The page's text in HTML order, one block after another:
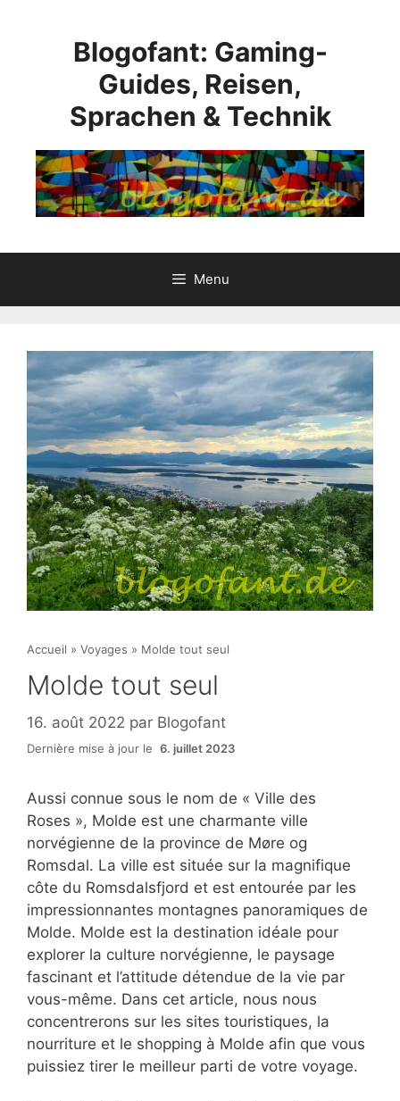
Blogofant: Gaming-
Guides, Reisen,
Sprachen & Technik
Menu
Accueil » Voyages » Molde tout seul
Molde tout seul
16. août 2022 par Blogofant
Dernière mise à jour le 6. juillet 2023
Aussi connue sous le nom de « Ville des
Roses », Molde est une charmante ville
norvégienne de la province de Møre og
Romsdal. La ville est située sur la magnifique
côte du Romsdalsfjord et est entourée par les
impressionnantes montagnes panoramiques de
Molde. Molde est la destination idéale pour
explorer la culture norvégienne, le paysage
fascinant et l’attitude détendue de la vie par
vous-même. Dans cet article, nous nous
concentrerons sur les sites touristiques, la
nourriture et le shopping à Molde afin que vous
puissiez tirer le meilleur parti de votre voyage.